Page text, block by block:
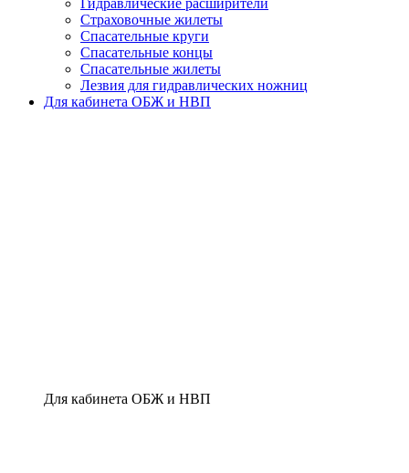
Гидравлические расширители
Страховочные жилеты
Спасательные круги
Спасательные концы
Спасательные жилеты
Лезвия для гидравлических ножниц
Для кабинета ОБЖ и НВП
Для кабинета ОБЖ и НВП